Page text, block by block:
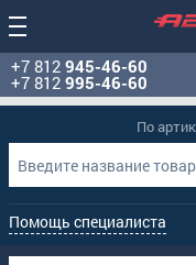
+7 812 945-46-60
+7 812 995-46-60
По
Помощь специалиста